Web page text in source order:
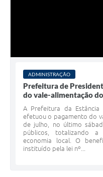
ADMINISTRAÇÃO
Prefeitura de
do vale-alimentação
A Prefeitura da Estância
efetuou o pagamento do
de julho, no último
públicos, totalizando a
economia local. O
instituído pela lei nº...